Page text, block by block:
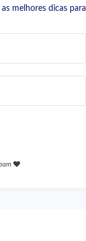
melhores dicas para